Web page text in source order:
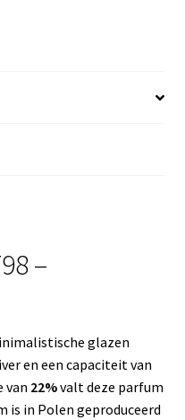
–
glazen
en een capaciteit van
van 22%valt deze parfum
is in Polen geproduceerd